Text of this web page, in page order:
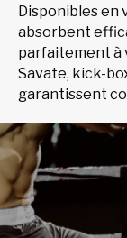
Disponibles en
absorbent
parfaitement à
Savate, kick-
garantissent